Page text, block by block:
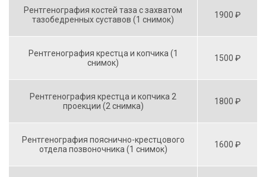
Рентгенография костей таза с захватом
тазобедренных суставов (1 снимок)
1900 ₽
Рентгенография крестца и копчика (1
снимок)
1500 ₽
Рентгенография крестца и копчика 2
проекции (2 снимка)
1800 ₽
Рентгенография пояснично-крестцового
отдела позвоночника (1 снимок)
1600 ₽